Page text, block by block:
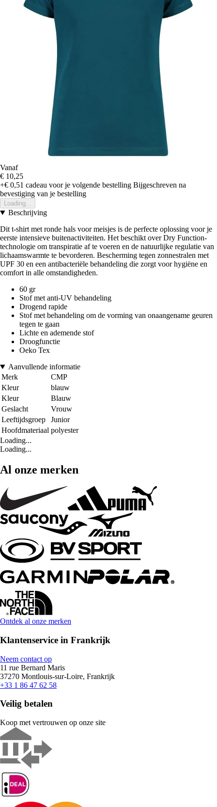
Vanaf
€ 10,25
+€ 0,51 cadeau voor je volgende bestelling Bijgeschreven na
bevestiging van je bestelling
Loading...
Beschrijving
Dit t-shirt met ronde hals voor meisjes is de perfecte oplossing voor je
eerste intensieve buitenactiviteiten. Het beschikt over Dry Function-
technologie om transpiratie af te voeren en de natuurlijke regulatie van
lichaamswarmte te bevorderen. Bescherming tegen zonnestralen met
UPF 30 en een antibacteriële behandeling die zorgt voor hygiëne en
comfort in alle omstandigheden.
60 gr
Stof met anti-UV behandeling
Drogend rapide
Stof met behandeling om de vorming van onaangename geuren
tegen te gaan
Lichte en ademende stof
Droogfunctie
Oeko Tex
Aanvullende informatie
Merk
CMP
Kleur
blauw
Kleur
Blauw
Geslacht
Vrouw
Leeftijdsgroep
Junior
Hoofdmateriaal polyester
Loading...
Loading...
Al onze merken
Ontdek al onze merken
Klantenservice in Frankrijk
Neem contact op
11 rue Bernard Maris
37270 Montlouis-sur-Loire, Frankrijk
+33 1 86 47 62 58
Veilig betalen
Koop met vertrouwen op onze site